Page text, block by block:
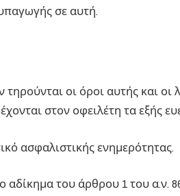
σε αυτή.
οι όροι αυτής και
στον οφειλέτη τα εξής
ασφαλιστικής ενημερότητας.
αδίκημα του άρθρου 1 του α.ν.